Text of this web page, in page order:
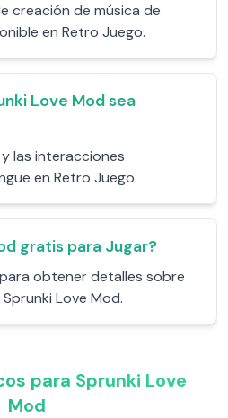
creación de música de
en Retro Juego.
Love Mod sea
las interacciones
en Retro Juego.
gratis para Jugar?
obtener detalles sobre
Love Mod.
para Sprunki Love
Mod